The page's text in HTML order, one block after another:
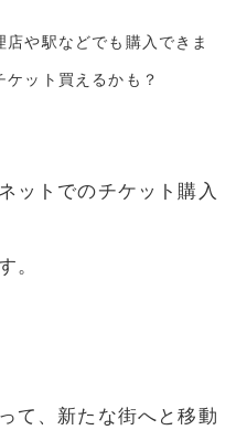
や駅などでも購入できま
ット買えるかも？
ットでのチケット購入
す。
て、新たな街へと移動